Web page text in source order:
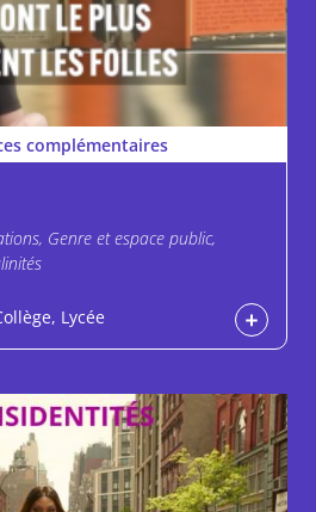
complémentaires
Genre et espace public,
Lycée